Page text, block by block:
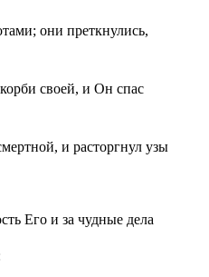
они преткнулись,
своей, и Он спас
и расторгнул узы
Его и за чудные дела